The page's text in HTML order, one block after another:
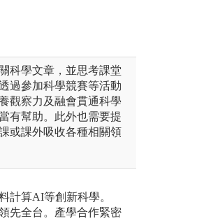
科學文章，並思考課堂
過參加科學競賽等活動
觀察力及融會貫通科學
有幫助。此外也需要提
或課外吸收各種相關領
計算AI等創新科學。
先全台。產學合作緊密